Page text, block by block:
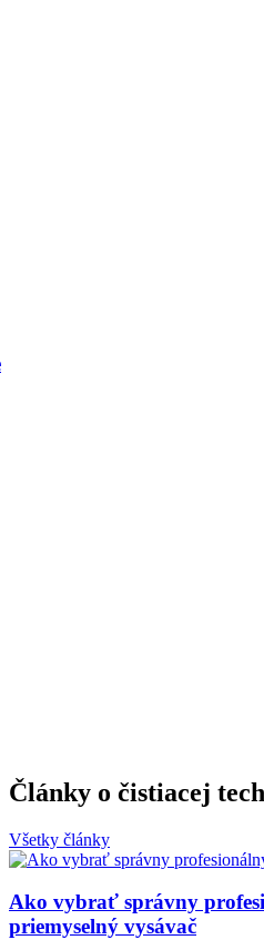
Články o čistiacej
Všetky články
Ako vybrať správny
priemyselný vysávač